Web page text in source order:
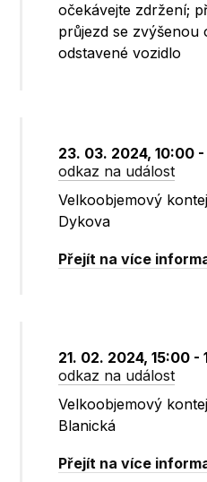
očekávejte zdržení;
průjezd se
odstavené vozidlo
23. 03. 2024, 10:00 -
odkaz na událost
Velkoobjemový
Dykova
Přejít na více
21. 02. 2024, 15:00 -
odkaz na událost
Velkoobjemový
Blanická
Přejít na více